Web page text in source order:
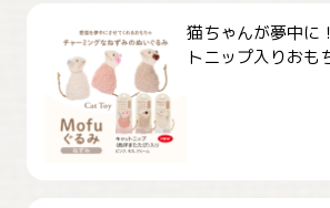
猫ちゃんが夢中に
トニップ入りおも